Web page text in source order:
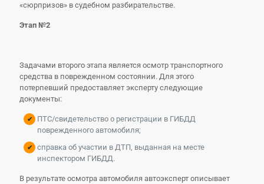
«сюрпризов» в судебном разбирательстве.
Этап №2
Задачами второго этапа является осмотр транспортного
средства в поврежденном состоянии. Для этого
потерпевший предоставляет эксперту следующие
документы:
ПТС/свидетельство о регистрации в ГИБДД
поврежденного автомобиля;
справка об участии в ДТП, выданная на месте
инспектором ГИБДД.
В результате осмотра автомобиля автоэксперт описывает